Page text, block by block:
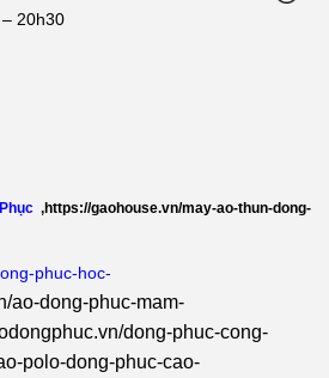
20h30
,https://gaohouse.vn/may-ao-thun-dong-
phuc-hoc-
ao-dong-phuc-mam-
dong-phuc-cong-
polo-dong-phuc-cao-